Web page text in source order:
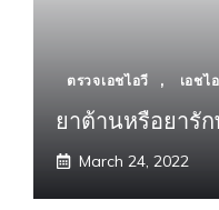
ตรวจเอชไอวี , เอชไ
ยาต้านหรือยารัก
March 24, 2022